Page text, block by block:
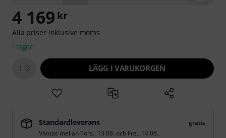
4 169 kr
Alla priser inklusive moms
i lager
1 LÄGG I VARUKORGEN
Standardleverans
gratis
Väntas mellanTors., 13.08. och Fre., 14.08..